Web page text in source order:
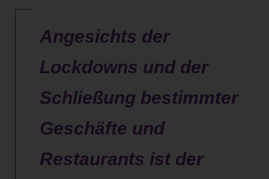
Angesichts der
Lockdowns und der
Schließung bestimmter
Geschäfte und
Restaurants ist der